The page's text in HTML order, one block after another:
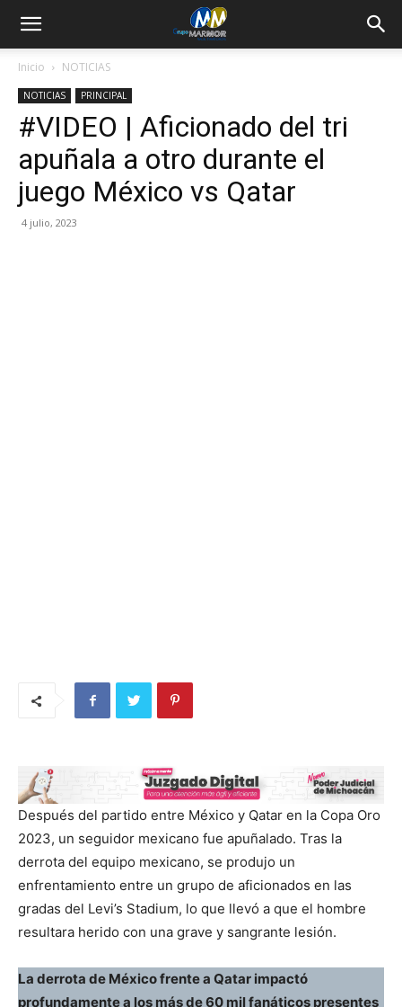
Inicio NOTICIAS
NOTICIAS PRINCIPAL
#VIDEO | Aficionado del tri
apuñala a otro durante el
juego México vs Qatar
4 julio, 2023
Después del partido entre México y Qatar en la Copa Oro
2023, un seguidor mexicano fue apuñalado. Tras la
derrota del equipo mexicano, se produjo un
enfrentamiento entre un grupo de aficionados en las
gradas del Levi’s Stadium, lo que llevó a que el hombre
resultara herido con una grave y sangrante lesión.
La derrota de México frente a Qatar impactó
profundamente a los más de 60 mil fanáticos presentes